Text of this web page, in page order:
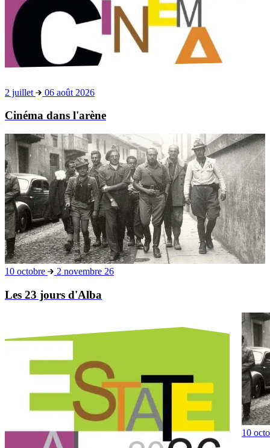
2 juillet 06 août 2026
Cinéma dans l'arène
10 octobre 2 novembre 26
Les 23 jours d'Alba
10